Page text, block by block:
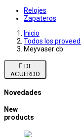
Relojes
Zapateros
Inicio
Todos los
Meyvaser cb

ACUERDO
Novedades
New
products